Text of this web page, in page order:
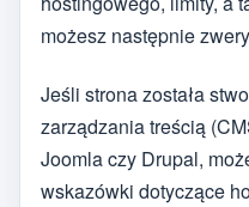
możesz następnie
Jeśli strona została
zarządzania treścią
Joomla czy Drupal,
wskazówki dotyczące